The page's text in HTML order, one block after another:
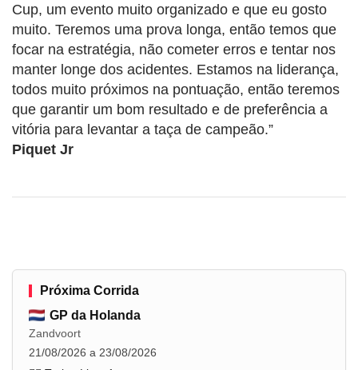
Cup, um evento muito organizado e que eu gosto
muito. Teremos uma prova longa, então temos que
focar na estratégia, não cometer erros e tentar nos
manter longe dos acidentes. Estamos na liderança,
todos muito próximos na pontuação, então teremos
que garantir um bom resultado e de preferência a
vitória para levantar a taça de campeão.”
Piquet Jr
Próxima Corrida
GP da Holanda
Zandvoort
21/08/2026 a 23/08/2026